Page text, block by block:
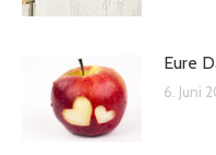
Eure
6. Juni